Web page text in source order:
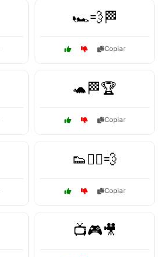
🏎️💨🏁
Copiar
🐢🏁🏆
Copiar
👟🏃‍♀️💨
Copiar
📺🎮🎥